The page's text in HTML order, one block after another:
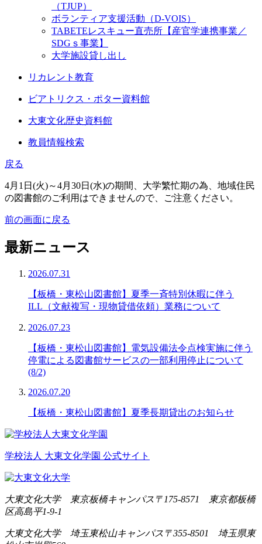
（TJUP）
ボランティア支援活動（D-VOIS）
TABETEレスキュー直売所【産官学連携事業／
SDGｓ事業】
大学施設貸し出し
リカレント教育
ビアトリクス・ポター資料館
大東文化歴史資料館
教員情報検索
戻る
4月1日(火)～4月30日(水)の期間、大学繁忙期の為、地域住民
の図書館のご利用はできませんので、ご注意ください。
前の画面に戻る
最新ニュース
2026.07.31
【板橋・東松山図書館】夏季一斉特別休暇に伴う
ILL（文献複写・現物貸借依頼）業務について
2026.07.23
【板橋・東松山図書館】電気設備法令点検実施に伴う
停電による図書館サービスの一部利用停止について
(8/2)
2026.07.20
【板橋・東松山図書館】夏季長期貸出のお知らせ
学校法人 大東文化学園 公式サイト
大東文化大学 東京板橋キャンパス 〒175-8571 東京都板橋
区高島平1-9-1
大東文化大学 埼玉東松山キャンパス 〒355-8501 埼玉県東